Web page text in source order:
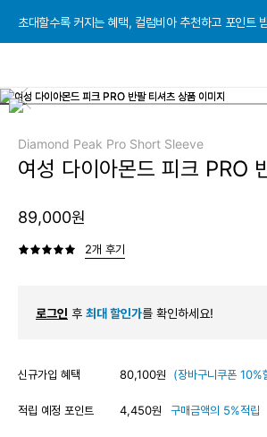
초대할수록 커지는 혜택, 컬럼비아 추천하고 포인트
초대할수록 커지는 혜택, 컬럼비아 추천하고 포인트
초대할수록 커지는 혜택, 컬럼비아 추천하고 포인트
Diamond Peak Pro Short Sleeve
여성 다이아몬드 피크 PRO
89,000원
2개 후기
로그인 후 최대 할인가를 확인하세요!
신규가입 혜택 80,100원 (장바구니쿠폰 10%
적립 예정 포인트 4,450원 구매금액의 5%적립